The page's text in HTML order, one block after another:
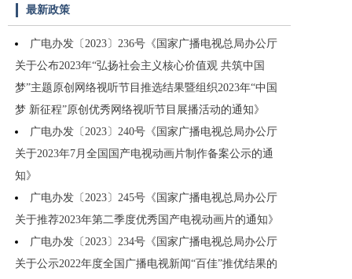
最新政策
广电办发〔2023〕236号《国家广播电视总局办公厅
关于公布2023年“弘扬社会主义核心价值观 共筑中国
梦”主题原创网络视听节目推选结果暨组织2023年“中国
梦 新征程”原创优秀网络视听节目展播活动的通知》
广电办发〔2023〕240号《国家广播电视总局办公厅
关于2023年7月全国国产电视动画片制作备案公示的通
知》
广电办发〔2023〕245号《国家广播电视总局办公厅
关于推荐2023年第二季度优秀国产电视动画片的通知》
广电办发〔2023〕234号《国家广播电视总局办公厅
关于公示2022年度全国广播电视新闻“百佳”推优结果的